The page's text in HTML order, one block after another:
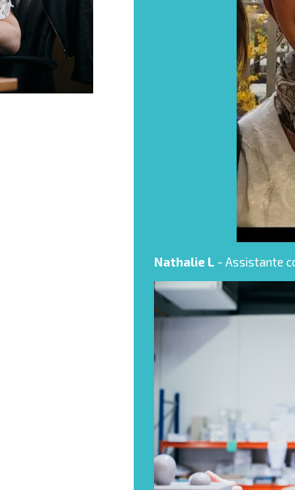
Nathalie L - Assistante